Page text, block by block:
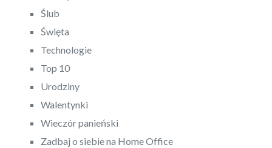
Ślub
Święta
Technologie
Top 10
Urodziny
Walentynki
Wieczór panieński
Zadbaj o siebie na Home Office